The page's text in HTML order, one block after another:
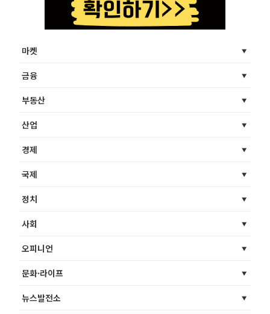
마켓
금융
부동산
산업
경제
국제
정치
사회
오피니언
문화·라이프
뉴스발전소